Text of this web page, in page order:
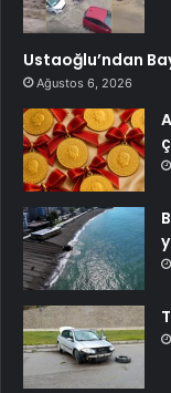
Ustaoğlu’ndan
Ağustos 6, 2026